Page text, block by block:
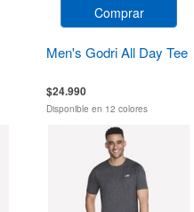
Comprar
Men's Godri All Day Tee
$24.990
Disponible en 12 colores